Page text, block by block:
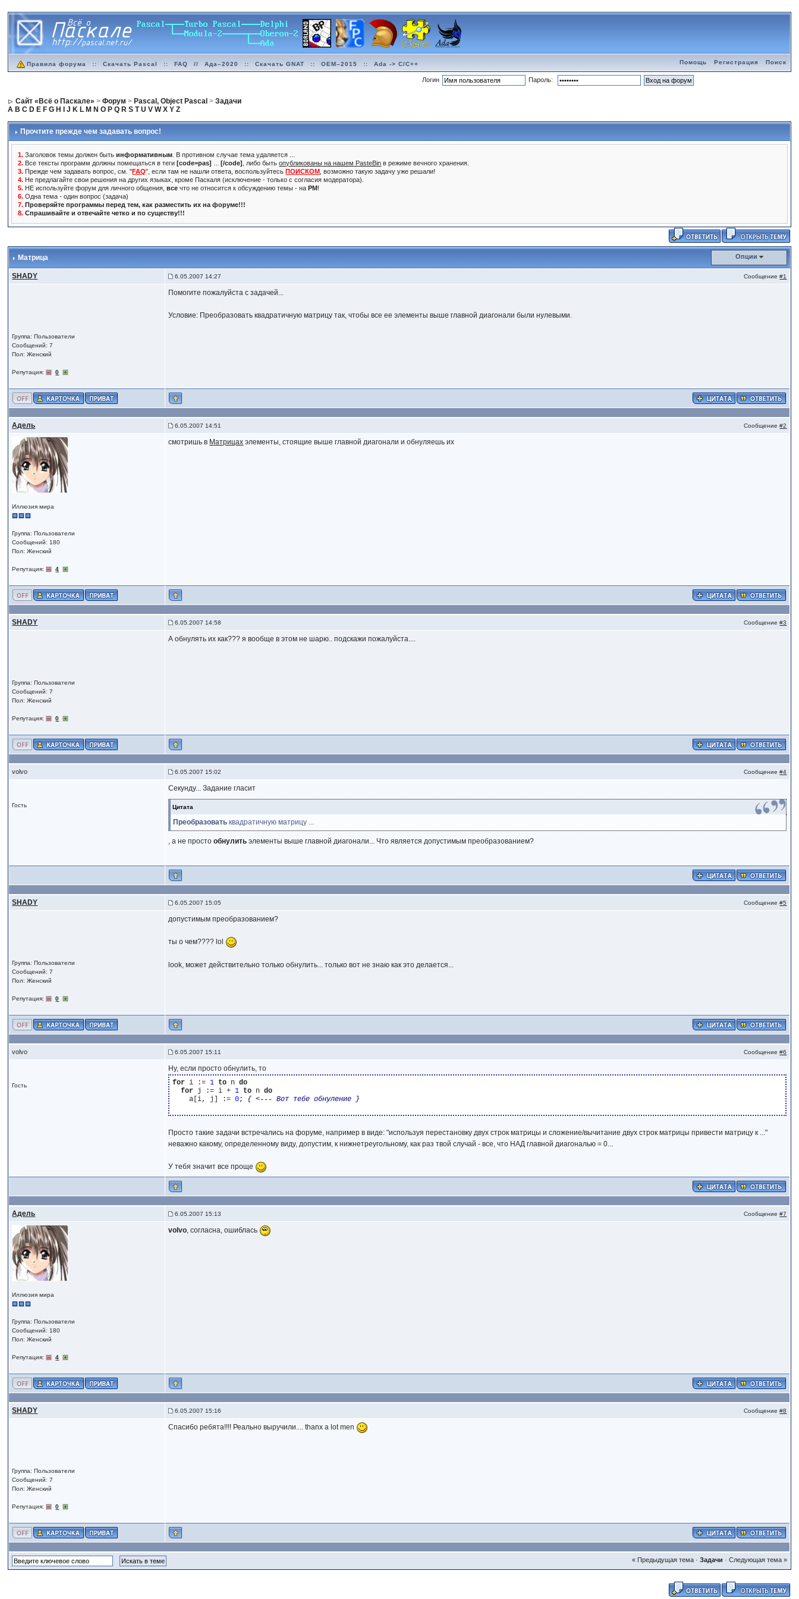
Правила форума :: Скачать Pascal :: FAQ // Ада–2020 :: Скачать GNAT :: OEM–2015 :: Ada -> C/C++ Помощь Регистрация Поиск
Логин Пароль:
Сайт «Всё о Паскале» >Форум > Pascal, Object Pascal >Задачи
A B C D E F G H J K L M N O P Q R S T U V W X Y Z
Прочтите прежде чем задавать вопрос!
1. Заголовок темы должен бытьинформативным . В противном случае тема удаляется ...
2. Все тексты программ должны помещаться в теги[code=pas] ...[/code] , либо бытьопубликованы на нашем PasteBin в режиме вечного хранения.
3. Прежде чем задавать вопрос, см. "FAQ", если там не нашли ответа, воспользуйтесьПОИСКОМ , возможно такую задачу уже решали!
4. Не предлагайте свои решения на других языках, кроме Паскаля (исключение - только с согласия модератора).
5. НЕ используйте форум для личного общения,все что не относится к обсуждению темы - наPM!
6. Одна тема - один вопрос (задача)
7. Проверяйте программы перед тем, как разместить их на форуме!!!
8. Спрашивайте и отвечайте четко и по существу!!!
Матрица Опции
SHADY 6.05.2007 14:27 Сообщение#1
Группа: Пользователи
Сообщений: 7
Пол: Женский
Репутация: 0
Помогите пожалуйста с задачей...
Условие: Преобразовать квадратичную матрицу так, чтобы все ее элементы выше главной диагонали были нулевыми.
Адель 6.05.2007 14:51 Сообщение#2
Иллюзия мира
Группа: Пользователи
Сообщений: 180
Пол: Женский
Репутация: 4
смотришь в Матрицах элементы, стоящие выше главной диагонали и обнуляешь их
SHADY 6.05.2007 14:58 Сообщение#3
Группа: Пользователи
Сообщений: 7
Пол: Женский
Репутация: 0
А обнулять их как??? я вообще в этом не шарю.. подскажи пожалуйста....
volvo 6.05.2007 15:02 Сообщение#4
Гость
Секунду... Задание гласит
Цитата
Преобразовать квадратичную матрицу ...
, а не простообнулить элементы выше главной диагонали... Что является допустимым преобразованием?
SHADY 6.05.2007 15:05 Сообщение#5
Группа: Пользователи
Сообщений: 7
Пол: Женский
Репутация: 0
допустимым преобразованием?
ты о чем???? lol
look, может действительно только обнулить... только вот не знаю как это делается...
volvo 6.05.2007 15:11 Сообщение#6
Гость
Ну, если просто обнулить, то
for i := 1 to n do
for j := i + 1 to n do
    a[i, j] :=
0; { <--- Вот тебе обнуление }
Просто такие задачи встречались на форуме, например в виде: "используя перестановку двух строк матрицы и сложение/вычитание двух строк матрицы привести матрицу к ..."
неважно какому, определенному виду, допустим, к нижнетреугольному, как раз твой случай - все, что НАД главной диагональю = 0...
У тебя значит все проще
Адель 6.05.2007 15:13 Сообщение#7
Иллюзия мира
Группа: Пользователи
Сообщений: 180
Пол: Женский
Репутация: 4
volvo, согласна, ошиблась
SHADY 6.05.2007 15:16 Сообщение#8
Группа: Пользователи
Сообщений: 7
Пол: Женский
Репутация: 0
Спасибо ребята!!!! Реально выручили.... thanx a lot men
« Предыдущая тема· Задачи · Следующая тема »